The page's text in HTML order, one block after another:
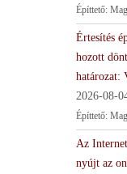
Építtető:
Értesítés
hozott
határozat:
2026-08-
Építtető:
Az
nyújt az